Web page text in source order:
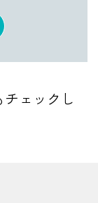
ェックし